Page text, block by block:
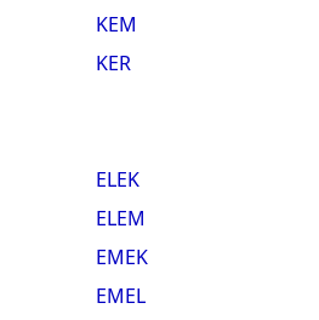
KEM
KER
ELEK
ELEM
EMEK
EMEL